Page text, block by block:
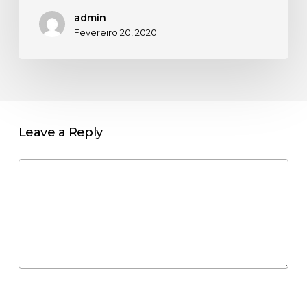
admin
Fevereiro 20, 2020
Leave a Reply